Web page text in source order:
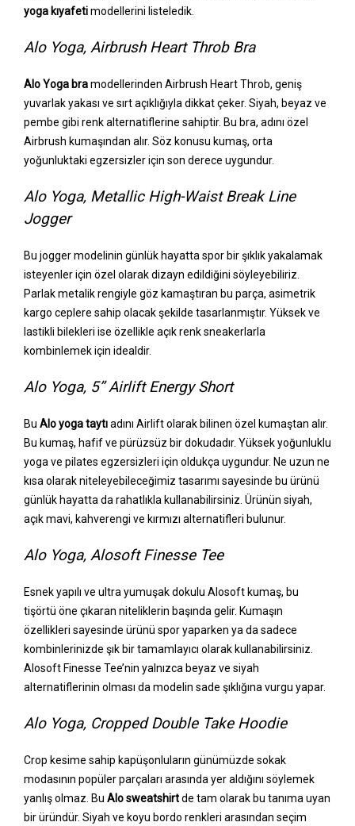
yoga kıyafetimodellerini listeledik.
Alo Yoga, Airbrush Heart Throb Bra
Alo Yoga bramodellerinden Airbrush Heart Throb, geniş
yuvarlak yakası ve sırt açıklığıyla dikkat çeker. Siyah, beyaz ve
pembe gibi renk alternatiflerine sahiptir. Bu bra, adını özel
Airbrush kumaşından alır. Söz konusu kumaş, orta
yoğunluktaki egzersizler için son derece uygundur.
Alo Yoga, Metallic High-Waist Break Line
Jogger
Bu jogger modelinin günlük hayatta spor bir şıklık yakalamak
isteyenler için özel olarak dizayn edildiğini söyleyebiliriz.
Parlak metalik rengiyle göz kamaştıran bu parça, asimetrik
kargo ceplere sahip olacak şekilde tasarlanmıştır. Yüksek ve
lastikli bilekleri ise özellikle açık renk sneakerlarla
kombinlemek için idealdir.
Alo Yoga, 5’’ Airlift Energy Short
Bu Alo yoga taytıadını Airlift olarak bilinen özel kumaştan alır.
Bu kumaş, hafif ve pürüzsüz bir dokudadır. Yüksek yoğunluklu
yoga ve pilates egzersizleri için oldukça uygundur. Ne uzun ne
kısa olarak niteleyebileceğimiz tasarımı sayesinde bu ürünü
günlük hayatta da rahatlıkla kullanabilirsiniz. Ürünün siyah,
açık mavi, kahverengi ve kırmızı alternatifleri bulunur.
Alo Yoga, Alosoft Finesse Tee
Esnek yapılı ve ultra yumuşak dokulu Alosoft kumaş, bu
tişörtü öne çıkaran niteliklerin başında gelir. Kumaşın
özellikleri sayesinde ürünü spor yaparken ya da sadece
kombinlerinizde şık bir tamamlayıcı olarak kullanabilirsiniz.
Alosoft Finesse Tee’nin yalnızca beyaz ve siyah
alternatiflerinin olması da modelin sade şıklığına vurgu yapar.
Alo Yoga, Cropped Double Take Hoodie
Crop kesime sahip kapüşonluların günümüzde sokak
modasının popüler parçaları arasında yer aldığını söylemek
yanlış olmaz. Bu Alo sweatshirtde tam olarak bu tanıma uyan
bir üründür. Siyah ve koyu bordo renkleri arasından seçim